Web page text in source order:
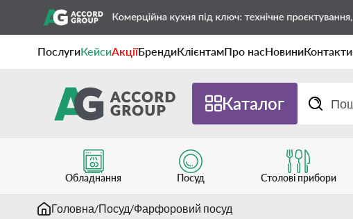
ПослугиКейсиАкціїБрендиКлієнтамПро насНовиниКонтакти
Каталог
Обладнання Посуд Столові прибори
Головна Посуд Фарфоровий посуд